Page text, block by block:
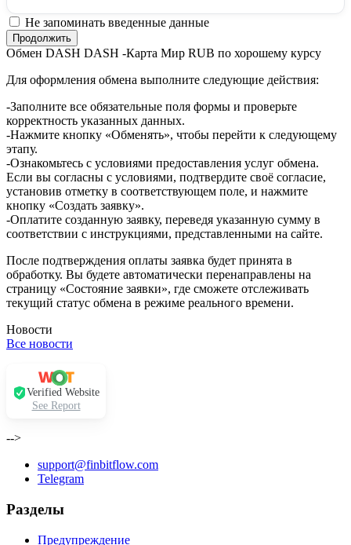
Не запоминать введенные данные
Обмен DASH DASH -Карта Мир RUB по хорошему курсу
Для оформления обмена выполните следующие действия:
-Заполните все обязательные поля формы и проверьте
корректность указанных данных.
-Нажмите кнопку «Обменять», чтобы перейти к следующему
этапу.
-Ознакомьтесь с условиями предоставления услуг обмена.
Если вы согласны с условиями, подтвердите своё согласие,
установив отметку в соответствующем поле, и нажмите
кнопку «Создать заявку».
-Оплатите созданную заявку, переведя указанную сумму в
соответствии с инструкциями, представленными на сайте.
После подтверждения оплаты заявка будет принята в
обработку. Вы будете автоматически перенаправлены на
страницу «Состояние заявки», где сможете отслеживать
текущий статус обмена в режиме реального времени.
Новости
Все новости
Verified Website
See Report
-->
support@finbitflow.com
Telegram
Разделы
Предупреждение